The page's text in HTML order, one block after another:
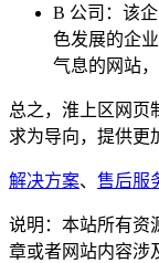
B 公司：该
色发展的企
气息的网站
总之，淮上区网页
求为导向，提供更
解决方案、 售后服
说明：本站所有资
章或者网站内容涉